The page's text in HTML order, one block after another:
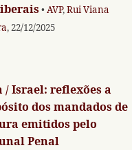
• AVP,Rui Viana
, 22/12/2025
/ Israel: reflexões a
dos mandados de
emitidos pelo
Penal